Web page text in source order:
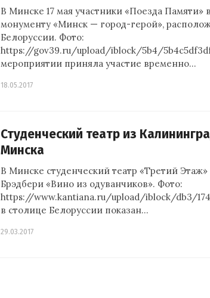
В Минске 17 мая участники «Поезда
монументу «Минск — город-герой»,
Белоруссии. Фото:
https://gov39.ru/upload/iblock/5b4/
мероприятии приняла участие временно…
18.05.2017
Студенческий театр из
Минска
В Минске студенческий театр «Третий
Брэдбери «Вино из одуванчиков». Фото:
https://www.kantiana.ru/upload/iblock/db3/
в столице Белоруссии показан…
29.03.2017